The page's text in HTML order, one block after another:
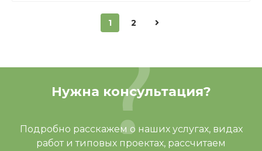
1 2
Нужна консультация?
Подробно расскажем о наших услугах, видах
работ и типовых проектах, рассчитаем